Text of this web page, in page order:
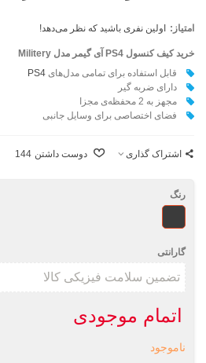
امتیاز: اولین نفری باشید که نظر می‌دهد!
خرید کیف کنسول PS4 آی گیمر مدل
Militery
قابل استفاده برای تمامی مدل‌هایPS4
دارای ضربه گير
مجهز به 2 محفظه‌ی مجزا
فضای اختصاصی برای وسايل جانبی
اشتراک گذاری دوست داشتن 144
رنگ
طرحدار
گارانتی
اتمام موجودی
ناموجود